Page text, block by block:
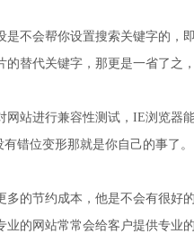
不会帮你设置搜索关键字的，
替代关键字，那更是一省了之
站进行兼容性测试，IE浏览器
错位变形那就是你自己的事了。
的节约成本，他是不会有很好
的网站常常会给客户提供专业